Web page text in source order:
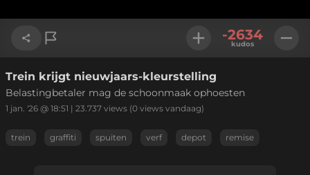
Link kopiëren
-2634
kudos
Trein krijgt nieuwjaars-kleurstelling
Belastingbetaler mag de schoonmaak ophoesten
1 jan. '26 @ 18:51 | 23.737 views (0 views vandaag)
trein graffiti spuiten verf depot remise